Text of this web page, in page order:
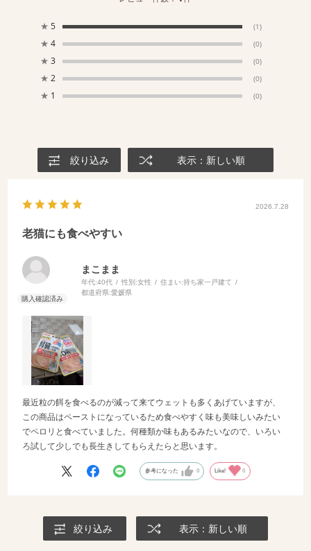
★ 5 (1)
★ 4 (0)
★ 3 (0)
★ 2 (0)
★ 1 (0)
絞り込み 表示：新しい順
2026.7.28
老猫にも食べやすい
まこまま
年代:40代 性別:女性 住まい:持ち家一戸建て
都道府県:愛媛県
最近粒の餌を食べるのが減って来てウェットも多くあげていますが、
この商品はペーストになっているため食べやすく味も美味しいみたい
でペロリと食べていました。何種類か味もあるみたいなので、いろい
ろ試して少しでも長生きしてもらえたらと思います。
参考になった 0 Like! 0
絞り込み 表示：新しい順